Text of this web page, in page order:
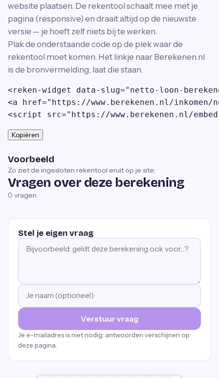
website plaatsen. De rekentool schaalt mee met je
pagina (responsive) en draait altijd op de nieuwste
versie — je hoeft zelf niets bij te werken.
Plak de onderstaande code op de plek waar de
rekentool moet komen. Het linkje naar Berekenen.nl
is de bronvermelding; laat die staan.
<reken-widget data-slug="netto-loon-
<a href="https://www.berekenen.nl/inkomen/
<script src="https://www.berekenen.nl/
Kopiëren
Voorbeeld
Zo ziet de ingesloten rekentool eruit op je site:
Vragen over deze berekening
0 vragen
Stel je eigen vraag
Verstuur vraag
Je e-mailadres is niet nodig; antwoorden verschijnen op
deze pagina.